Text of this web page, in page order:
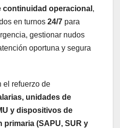
continuidad operacional ,
en turnos 24/7 para
gestionar nudos
oportuna y segura
el refuerzo de
unidades de
y dispositivos de
primaria (SAPU, SUR y